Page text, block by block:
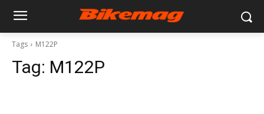
Tags M122P
Tag: M122P